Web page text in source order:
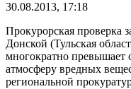
30.08.2013, 17:18
Прокурорская проверка
Донской (Тульская
многократно
атмосферу вредных
региональной